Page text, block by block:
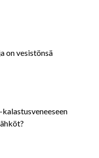
on vesistönsä